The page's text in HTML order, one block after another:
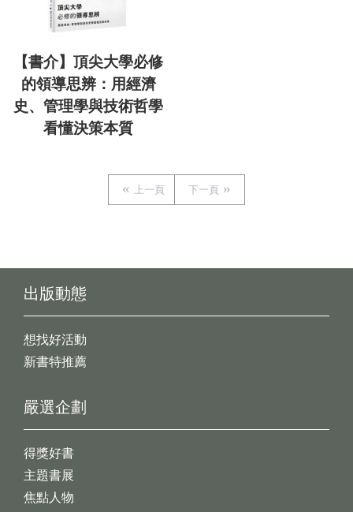
【書介】頂尖大學必修
的領導思辨：用經濟
史、管理學與技術哲學
看懂決策本質
上一頁 下一頁
出版動態
想找好活動
新書特推薦
嚴選企劃
得獎好書
主題書展
焦點人物